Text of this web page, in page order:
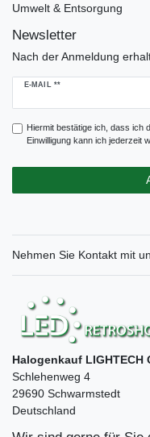
Umwelt & Entsorgung
Newsletter
Nach der Anmeldung
E-MAIL **
Newsletter
Hiermit bestätige ich, dass ich
Einwilligung kann ich jederzeit
Nehmen Sie Kontakt mit
Halogenkauf LIGHTECH
Schlehenweg 4
29690 Schwarmstedt
Deutschland